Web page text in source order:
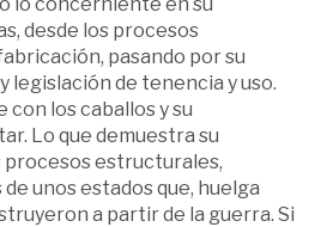
desde los procesos
pasando por su
legislación de tenencia y uso.
con los caballos y su
Lo que demuestra su
estructurales,
unos estados que, huelga
a partir de la guerra. Si